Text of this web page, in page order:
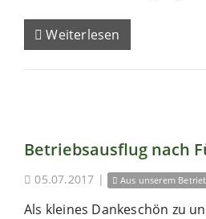
Weiterlesen
Betriebsausflug nach
05.07.2017 | Aus unserem
Als kleines Dankeschön zu